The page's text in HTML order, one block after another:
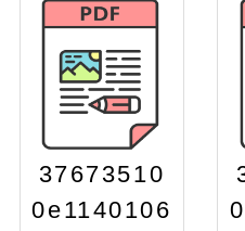
37673510
0e1140106